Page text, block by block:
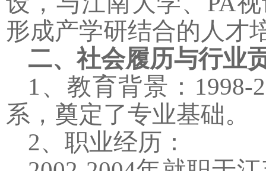
形成产学研结合的人才
二、社会履历与行业
1 、教育背景： 1998-
系，奠定了专业基础。
2、职业经历：